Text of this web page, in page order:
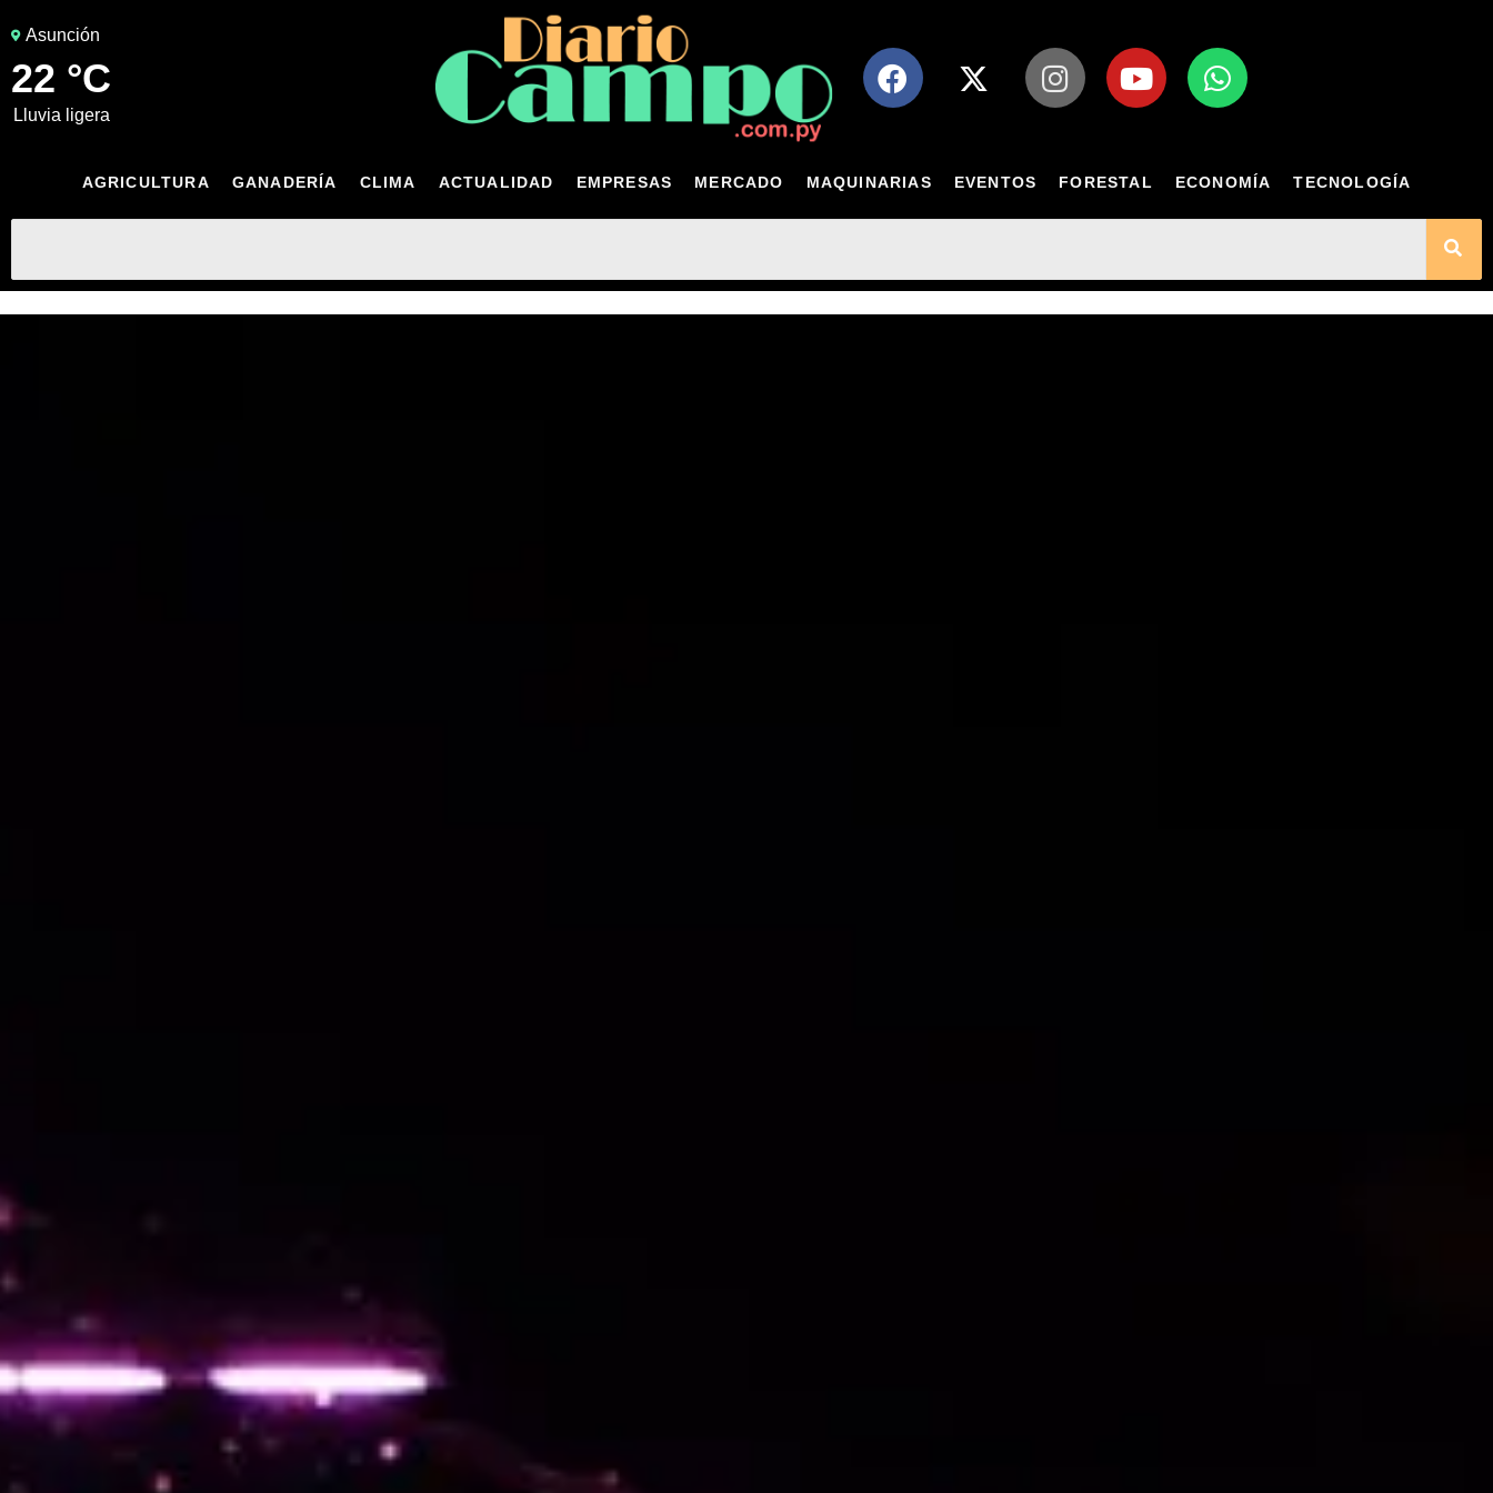
Asunción
22 °C
lluvia ligera
AGRICULTURA GANADERÍA CLIMA ACTUALIDAD EMPRESAS MERCADO MAQUINARIAS EVENTOS FORESTAL ECONOMÍA TECNOLOGÍA